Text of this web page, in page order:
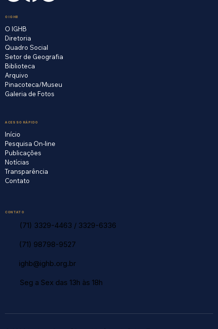
O IGHB
O IGHB
Diretoria
Quadro Social
Setor de Geografia
Biblioteca
Arquivo
Pinacoteca/Museu
Galeria de Fotos
ACESSO RÁPIDO
Início
Pesquisa On-line
Publicações
Notícias
Transparência
Contato
CONTATO
(71) 3329-4463 / 3329-6336
(71) 98798-9527
ighb@ighb.org.br
Seg a Sex das 13h às 18h